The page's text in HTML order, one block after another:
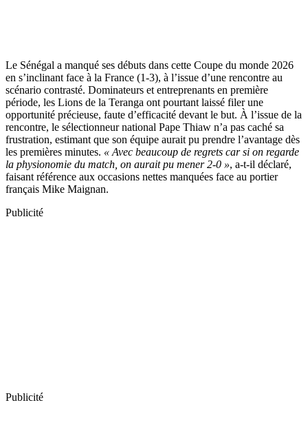
Le Sénégal a manqué ses débuts dans cette Coupe du monde 2026
en s’inclinant face à la France (1-3), à l’issue d’une rencontre au
scénario contrasté. Dominateurs et entreprenants en première
période, les Lions de la Teranga ont pourtant laissé filer une
opportunité précieuse, faute d’efficacité devant le but. À l’issue de la
rencontre, le sélectionneur national Pape Thiaw n’a pas caché sa
frustration, estimant que son équipe aurait pu prendre l’avantage dès
les premières minutes. « Avec beaucoup de regrets car si on regarde
la physionomie du match, on aurait pu mener 2-0 », a-t-il déclaré,
faisant référence aux occasions nettes manquées face au portier
français Mike Maignan.
Publicité
Publicité